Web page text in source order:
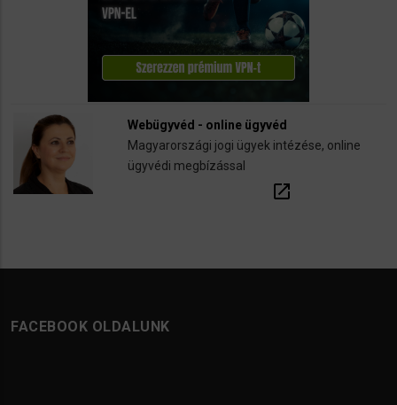
Webügyvéd - online ügyvéd
Magyarországi jogi ügyek intézése, online
ügyvédi megbízással
open_in_new
FACEBOOK OLDALUNK